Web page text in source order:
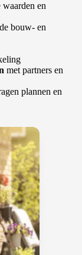
en
bouw- en
met partners en
plannen en